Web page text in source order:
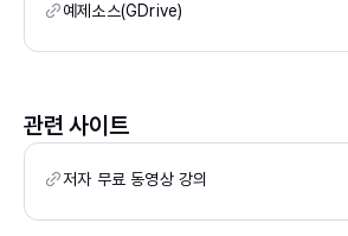
04 가는 줄 형태로 선택하기
05 원하는 형태로 선택하기
[응용 예제] 티셔츠 복제하고 색상 변경하
07 자동으로 선택하기
08 작은 부분까지 섬세하게 선택하기
[응용 예제] 머리카락 한 올까지 추출하
예제소스(GDrive)
관련 사이트
저자 무료 동영상 강의